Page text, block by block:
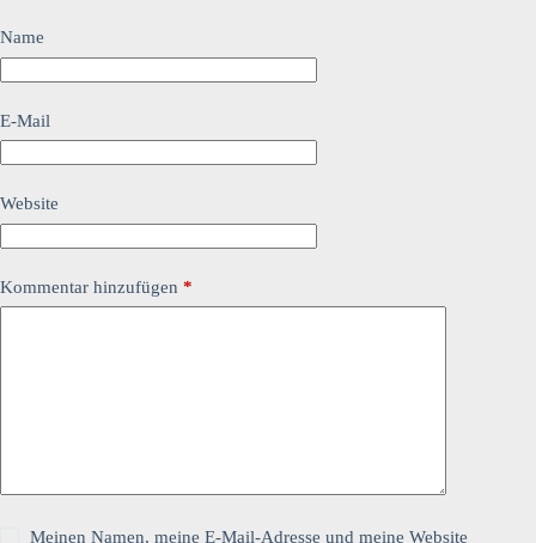
Name
E-Mail
Website
Kommentar hinzufügen *
Meinen Namen, meine E-Mail-Adresse und meine Website